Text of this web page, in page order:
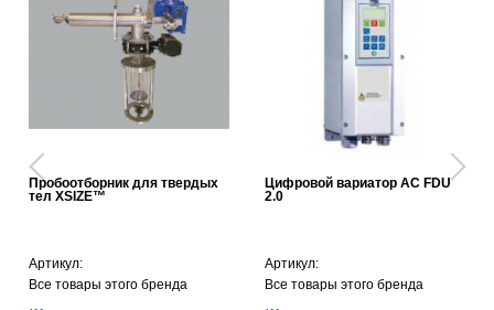
Пробоотборник для твердых
тел XSIZE™
Артикул:
Все товары этого бренда
Цифровой вариатор AC FDU
2.0
Артикул:
Все товары этого бренда